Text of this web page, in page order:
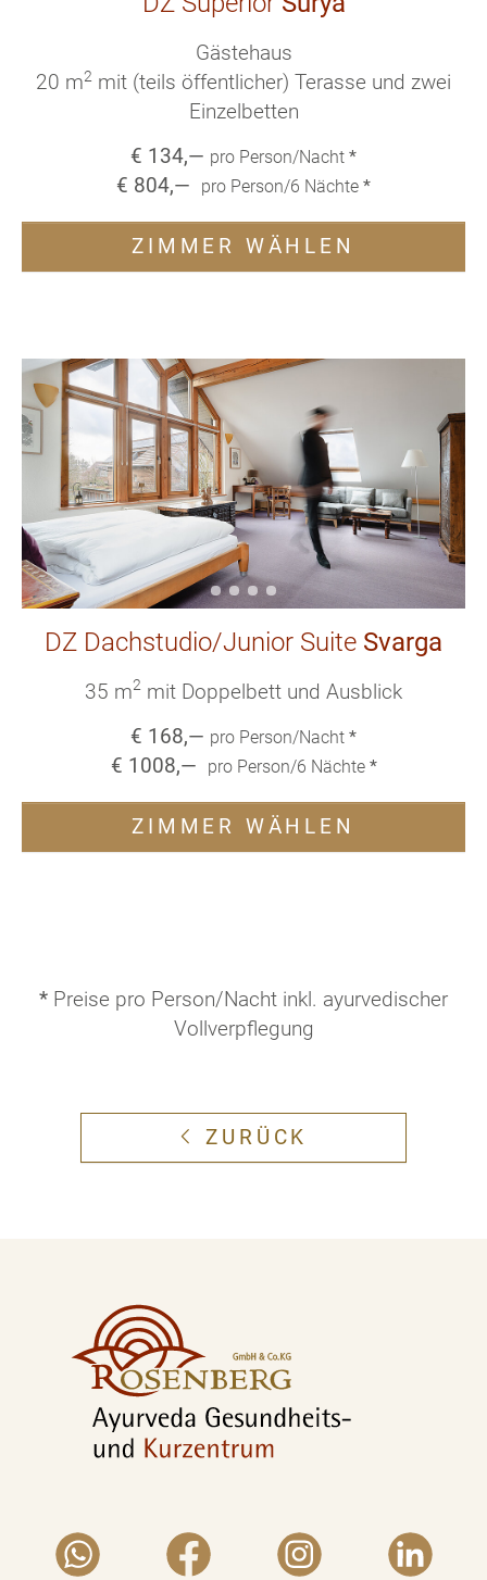
Gästehaus
20 m2 mit (teils öffentlicher) Terasse und zwei
Einzelbetten
€ 134,— pro Person/Nacht *
€ 804,— pro Person/6 Nächte *
ZIMMER WÄHLEN
DZ Dachstudio/Junior Suite Svarga
35 m2 mit Doppelbett und Ausblick
€ 168,— pro Person/Nacht *
€ 1008,— pro Person/6 Nächte *
ZIMMER WÄHLEN
* Preise pro Person/Nacht inkl. ayurvedischer
Vollverpflegung
ZURÜCK